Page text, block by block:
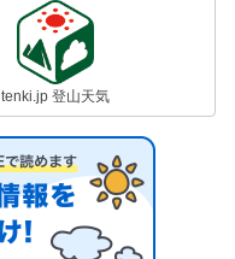
tenki.jp 登山天気